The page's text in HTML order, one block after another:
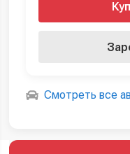
Смотреть все